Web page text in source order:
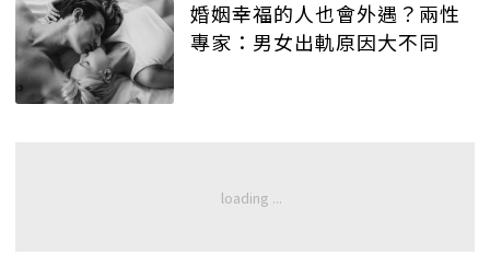
婚姻幸福的人也會外遇？兩性
專家：男女出軌原因大不同